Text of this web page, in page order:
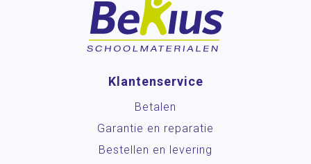
Klantenservice
Betalen
Garantie en reparatie
Bestellen en levering